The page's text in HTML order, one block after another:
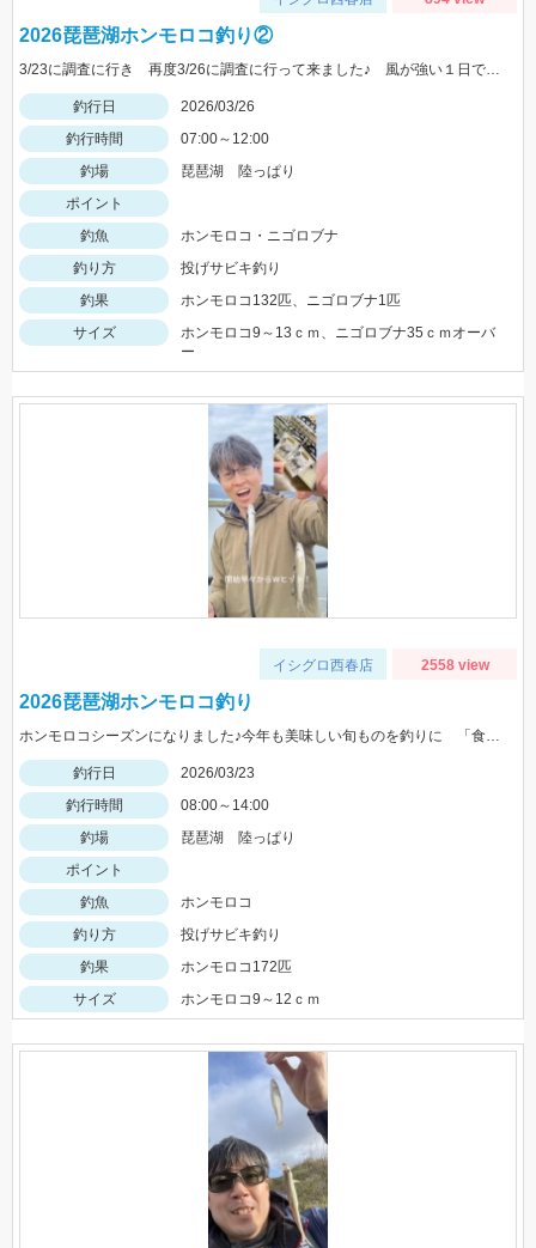
2026琵琶湖ホンモロコ釣り②
3/23に調査に行き 再度3/26に調査に行って来ました♪ 風が強い１日でしたが、やはり入れ食い状態継続でした♪
釣行日
2026/03/26
釣行時間
07:00～12:00
釣場
琵琶湖 陸っぱり
ポイント
釣魚
ホンモロコ・ニゴロブナ
釣り方
投げサビキ釣り
釣果
ホンモロコ132匹、ニゴロブナ1匹
サイズ
ホンモロコ9～13ｃｍ、ニゴロブナ35ｃｍオーバ
ー
イシグロ西春店 2558 view
2026琵琶湖ホンモロコ釣り
ホンモロコシーズンになりました♪今年も美味しい旬ものを釣りに 「食」に楽しみたいと思います♪
釣行日
2026/03/23
釣行時間
08:00～14:00
釣場
琵琶湖 陸っぱり
ポイント
釣魚
ホンモロコ
釣り方
投げサビキ釣り
釣果
ホンモロコ172匹
サイズ
ホンモロコ9～12ｃｍ